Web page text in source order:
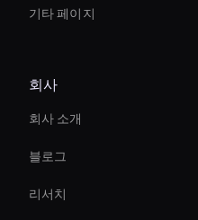
기타 페이지
Live Avatar For Streaming
How To Create A Live Ai Avatar
Decision-Making Ai Avatar
Ecomm 판매를 즉시 늘리세요
회사
회사 소개
블로그
리서치